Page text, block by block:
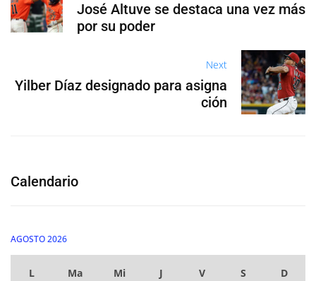
José Altuve se destaca una vez más
por su poder
Next
Yilber Díaz designado para asigna
ción
Calendario
AGOSTO 2026
L Ma Mi J V S D